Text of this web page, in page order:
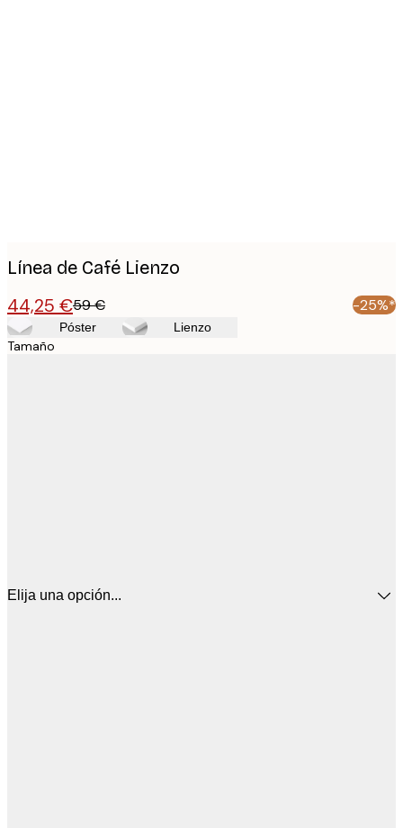
Línea de Café Lienzo
44,25 €59 € -25%*
Póster Lienzo
Tamaño
Elija una opción...